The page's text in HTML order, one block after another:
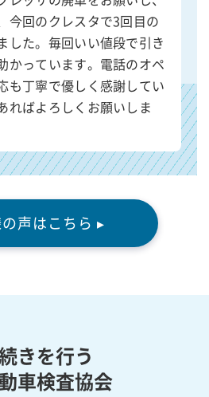
今回のクレスタで3回目の
した。毎回いい値段で引き
かっています。電話のオペ
も丁寧で優しく感謝してい
ればよろしくお願いしま
声はこちら ▸
きを行う
車検査協会